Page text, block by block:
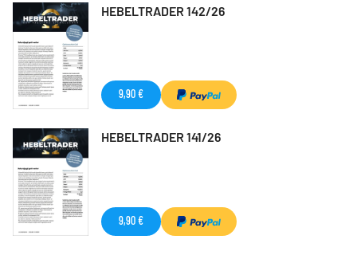
HEBELTRADER 142/26
9,90 €
HEBELTRADER 141/26
9,90 €